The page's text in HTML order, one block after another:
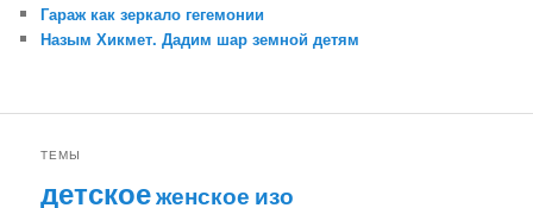
Гараж как зеркало гегемонии
Назым Хикмет. Дадим шар земной детям
ТЕМЫ
детскоеженское изо